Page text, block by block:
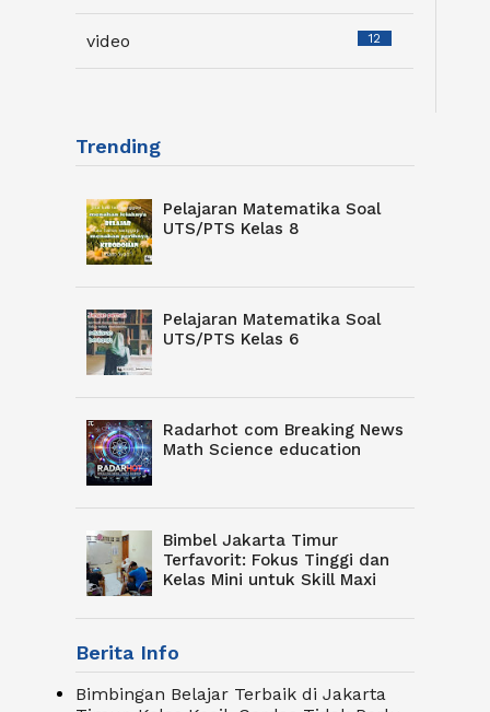
video 12
Trending
Pelajaran Matematika Soal
UTS/PTS Kelas 8
Pelajaran Matematika Soal
UTS/PTS Kelas 6
Radarhot com Breaking News
Math Science education
Bimbel Jakarta Timur
Terfavorit: Fokus Tinggi dan
Kelas Mini untuk Skill Maxi
Berita Info
Bimbingan Belajar Terbaik di Jakarta